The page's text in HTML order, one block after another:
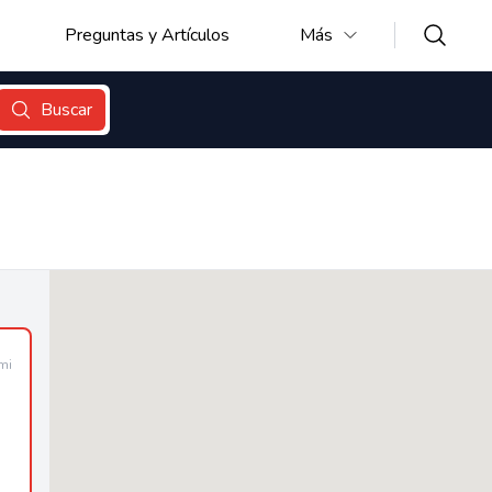
Preguntas y Artículos Más
Buscar